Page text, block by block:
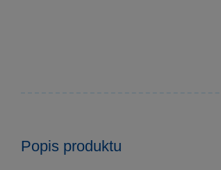
Popis produktu